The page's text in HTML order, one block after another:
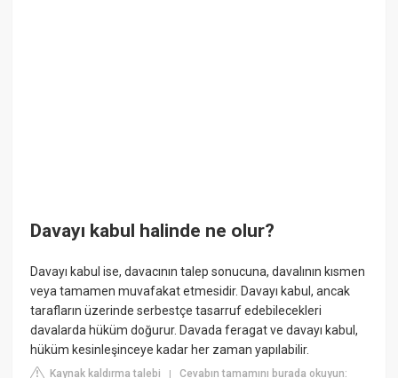
Davayı kabul halinde ne olur?
Davayı kabul ise, davacının talep sonucuna, davalının kısmen
veya tamamen muvafakat etmesidir. Davayı kabul, ancak
tarafların üzerinde serbestçe tasarruf edebilecekleri
davalarda hüküm doğurur. Davada feragat ve davayı kabul,
hüküm kesinleşinceye kadar her zaman yapılabilir.
Kaynak kaldırma talebi |Cevabın tamamını burada okuyun: